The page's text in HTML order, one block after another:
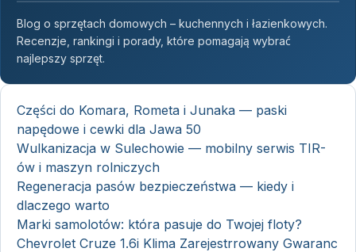
Blog o sprzętach domowych – kuchennych i łazienkowych.
Recenzje, rankingi i porady, które pomagają wybrać
najlepszy sprzęt.
Części do Komara, Rometa i Junaka — paski
napędowe i cewki dla Jawa 50
Wulkanizacja w Sulechowie — mobilny serwis TIR-
ów i maszyn rolniczych
Regeneracja pasów bezpieczeństwa — kiedy i
dlaczego warto
Marki samolotów: która pasuje do Twojej floty?
Chevrolet Cruze 1.6i Klima Zarejestrrowany Gwaranc